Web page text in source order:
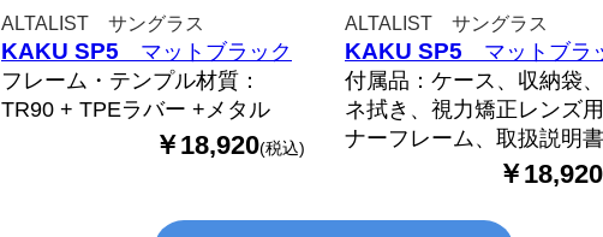
ALTALIST サングラス
KAKU SP5
マットブラック
フレーム・テンプル材質：
TR90 + TPEラバー +メタル
￥18,920(税込)
ALTALIST サングラス
KAKU SP5
マットブラ
付属品：ケース、収納袋
ネ拭き、視力矯正レンズ
ナーフレーム、取扱説明書
￥18,920